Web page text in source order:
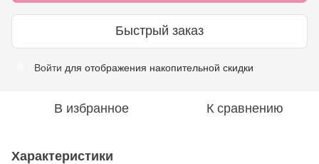
Быстрый заказ
Войти для отображения накопительной скидки
В избранное К сравнению
Характеристики